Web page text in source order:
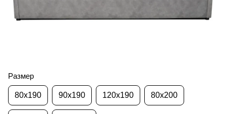
Размер
80x190 90x190 120x190 80x200